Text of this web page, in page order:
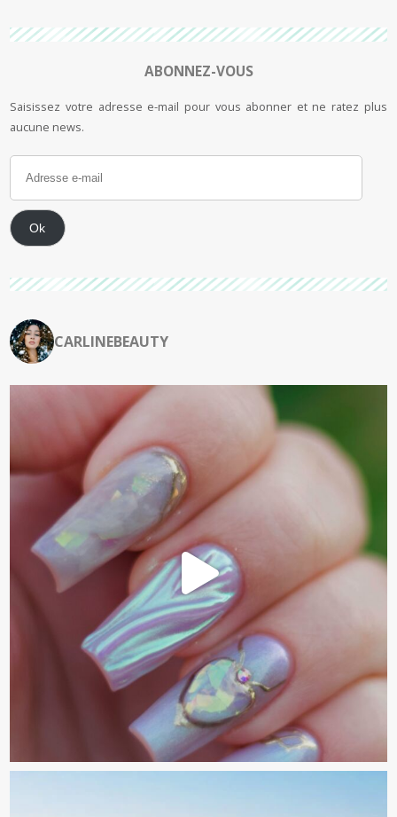
ABONNEZ-VOUS
Saisissez votre adresse e-mail pour vous abonner et ne ratez plus
aucune news.
Ok
CARLINEBEAUTY